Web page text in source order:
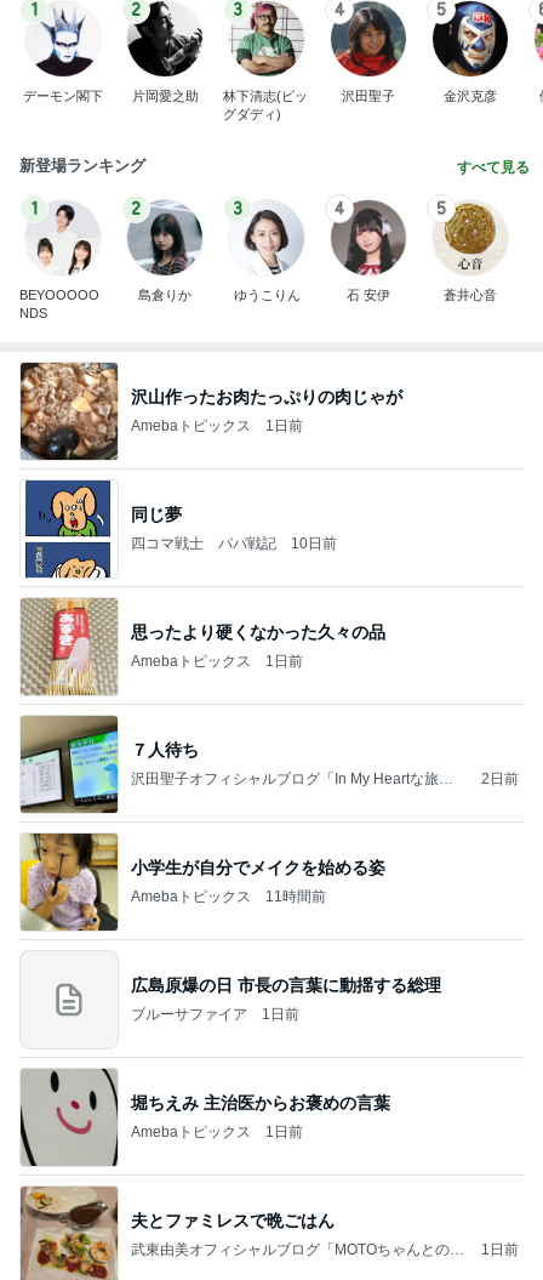
1
デーモン閣下
2
片岡愛之助
3
林下清志(ビッ
グダディ)
4
沢田聖子
5
金沢克彦
新登場ランキング すべて見る
1
BEYOOOOO
NDS
2
島倉りか
3
ゆうこりん
4
石 安伊
5
蒼井心音
沢山作ったお肉たっぷりの肉じゃが
Amebaトピックス 1日前
同じ夢
四コマ戦士 パパ戦記 10日前
思ったより硬くなかった久々の品
Amebaトピックス 1日前
７人待ち
沢田聖子オフィシャルブログ「In My Heartな旅日
2日前
小学生が自分でメイクを始める姿
Amebaトピックス 11時間前
広島原爆の日 市長の言葉に動揺する総理
ブルーサファイア 1日前
堀ちえみ 主治医からお褒めの言葉
Amebaトピックス 1日前
夫とファミレスで晩ごはん
武東由美オフィシャルブログ「MOTOちゃんとのは
1日前